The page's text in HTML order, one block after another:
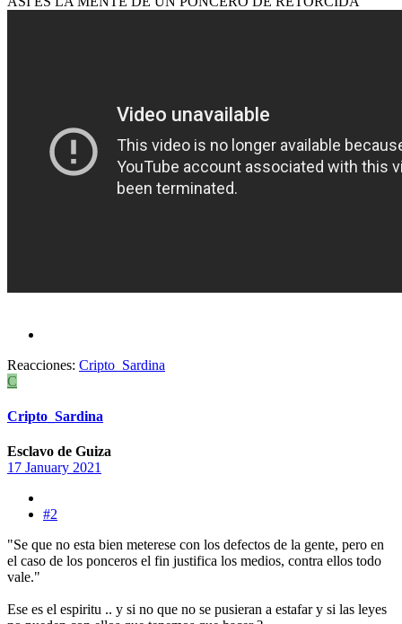
Reacciones: Cripto_Sardina
C
Cripto_Sardina
Esclavo de Guiza
17 January 2021
#2
"Se que no esta bien meterese con los defectos de la gente, pero en
el caso de los ponceros el fin justifica los medios, contra ellos todo
vale."
Ese es el espiritu .. y si no que no se pusieran a estafar y si las leyes